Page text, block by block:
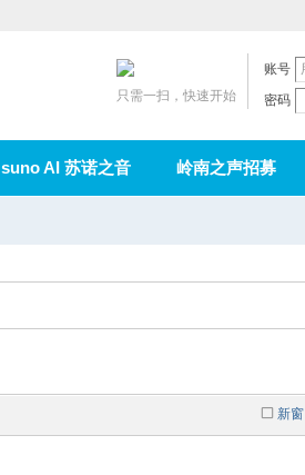
账号
密码
只需一扫，快速开始
suno AI 苏诺之音 岭南之声招募
新窗